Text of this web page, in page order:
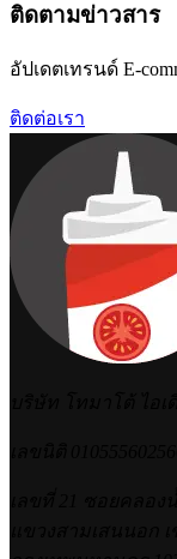
ติดตามข่าวสาร
อัปเดตเทรนด์ E-
ติดต่อเรา